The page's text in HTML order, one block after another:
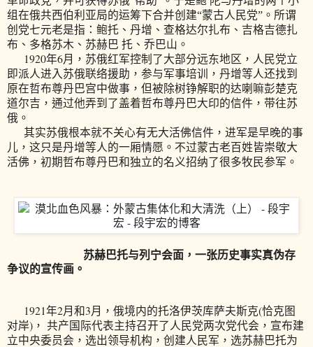
组在俄共西伯利亚局的运筹下合并创建“蒙古人民党”。所谓
创党七元老是指：鲍托、丹增、查格达尔扎布、吉格吉德扎
布、多格苏木、苏赫巴 托、乔巴山。
1920年6月，苏俄红军控制了大部分远东地区，人民党立
即派人进入苏俄联络援助，参与军事培训，丹增等人还找到
原在哲布尊丹巴宫中做事，但被除树铮解职的达喇嘛彭楚克
道尔吉，通过他弄到了盖着哲布尊丹巴大印的信件，带往苏
俄。
其实苏俄根本就不关心有无大活佛信件，进军是早晚的事
儿，这只是丹增等人的一厢情愿。不过蒙古老百姓皆崇敬大
活佛，初期哲布尊丹巴和独立的名义招纳了很多牧民参军。
苏赫巴托与列宁会面，一张历史事实真伪存
争议的宣传画。
1921年2月和3月，俄境内的托洛伊茨库萨夫斯克(恰克图
对岸) ， 共产国际代表主持召开了人民党两次党代会，宣布建
立中央委员会，选出领导机构，创建人民军，选苏赫巴托为